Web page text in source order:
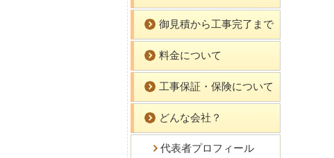
御見積から工事完了まで
料金について
工事保証・保険について
どんな会社？
代表者プロフィール